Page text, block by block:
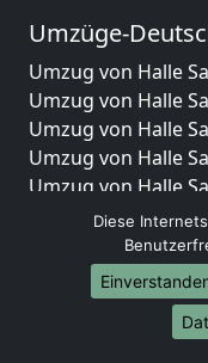
Umzüge-
Umzug von Halle
Umzug von Halle
Umzug von Halle
Umzug von Halle
Umzug von Halle
Umzug von Halle
Umzug von Halle
Umzug von Halle
Umzug von Halle
Umzug von Halle
Diese